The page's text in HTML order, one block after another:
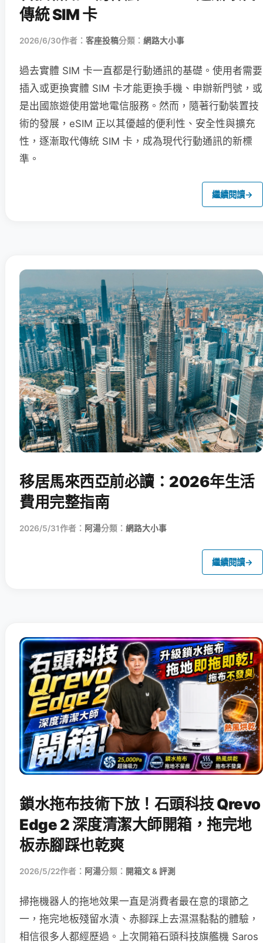
傳統 SIM 卡
2026/6/30作者： 客座投稿分類： 網路大小事
過去實體 SIM 卡一直都是行動通訊的基礎。使用者需要
插入或更換實體 SIM 卡才能更換手機、申辦新門號，或
是出國旅遊使用當地電信服務。然而，隨著行動裝置技
術的發展，eSIM 正以其優越的便利性、安全性與擴充
性，逐漸取代傳統 SIM 卡，成為現代行動通訊的新標
準。
繼續閱讀→
移居馬來西亞前必讀：2026年生活
費用完整指南
2026/5/31作者： 阿湯分類： 網路大小事
繼續閱讀→
鎖水拖布技術下放！石頭科技 Qrevo
Edge 2 深度清潔大師開箱，拖完地
板赤腳踩也乾爽
2026/5/22作者： 阿湯分類： 開箱文 & 評測
掃拖機器人的拖地效果一直是消費者最在意的環節之
一，拖完地板殘留水漬、赤腳踩上去濕濕黏黏的體驗，
相信很多人都經歷過。上次開箱石頭科技旗艦機 Saros